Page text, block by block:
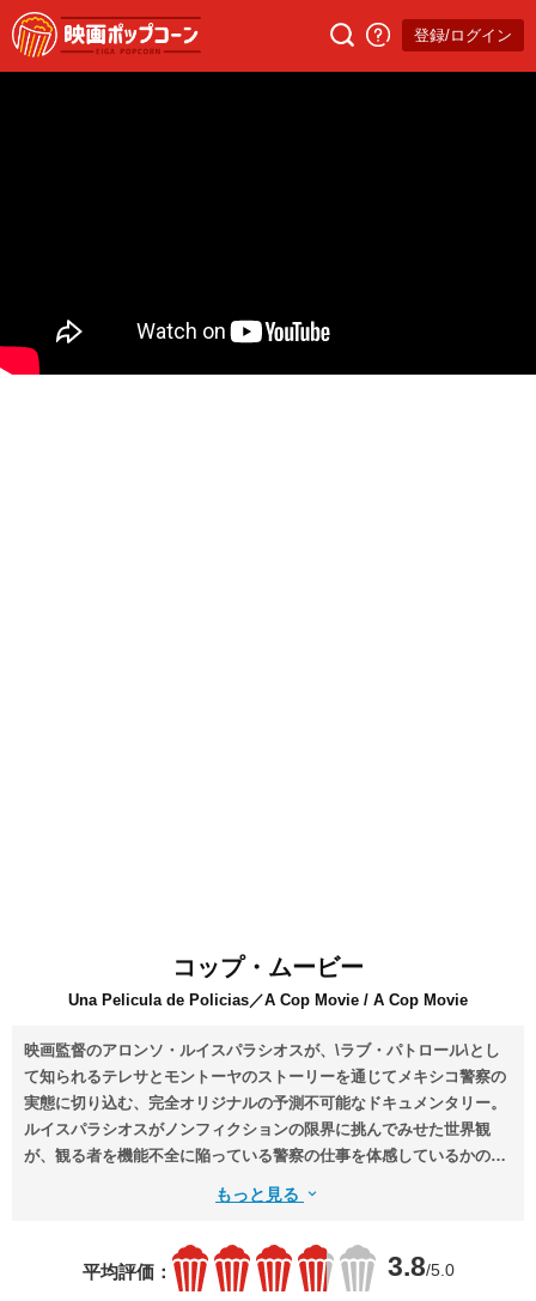
登録/ログイン
コップ・ムービー
Una Pelicula de Policias／A Cop Movie / A Cop Movie
映画監督のアロンソ・ルイスパラシオスが、\ラブ・パトロール\とし
て知られるテレサとモントーヤのストーリーを通じてメキシコ警察の
実態に切り込む、完全オリジナルの予測不可能なドキュメンタリー。
ルイスパラシオスがノンフィクションの限界に挑んでみせた世界観
が、観る者を機能不全に陥っている警察の仕事を体感しているかのよ
もっと見る
平均評価： 3.8/5.0